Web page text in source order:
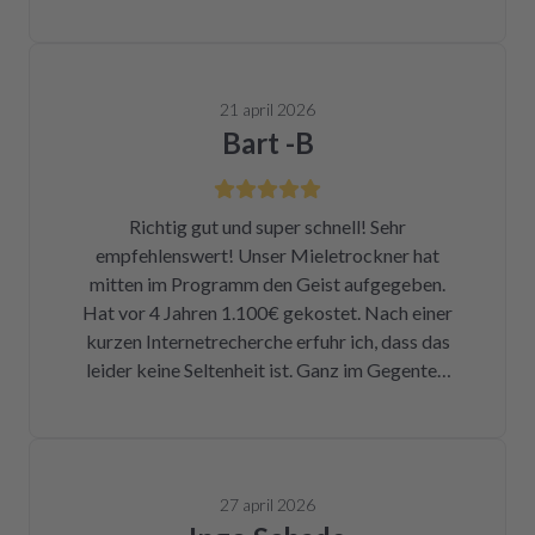
21 april 2026
Bart -B
Richtig gut und super schnell! Sehr
empfehlenswert! Unser Mieletrockner hat
mitten im Programm den Geist aufgegeben.
Hat vor 4 Jahren 1.100€ gekostet. Nach einer
kurzen Internetrecherche erfuhr ich, dass das
leider keine Seltenheit ist. Ganz im Gegenteil.
Modell und Fehler eingegeben und dann hatte
27 april 2026